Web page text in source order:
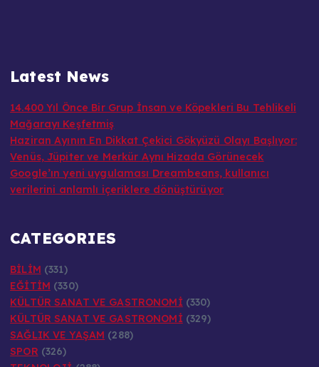
Latest News
14.400 Yıl Önce Bir Grup İnsan ve Köpekleri Bu Tehlikeli
Mağarayı Keşfetmiş
Haziran Ayının En Dikkat Çekici Gökyüzü Olayı Başlıyor:
Venüs, Jüpiter ve Merkür Aynı Hizada Görünecek
Google’ın yeni uygulaması Dreambeans, kullanıcı
verilerini anlamlı içeriklere dönüştürüyor
CATEGORIES
BİLİM (331)
EĞİTİM (330)
KÜLTÜR SANAT VE GASTRONOMİ (330)
KÜLTÜR SANAT VE GASTRONOMİ (329)
SAĞLIK VE YAŞAM (288)
SPOR (326)